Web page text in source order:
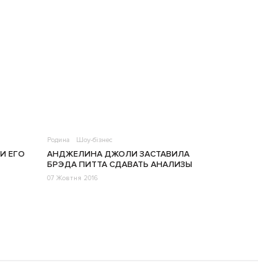
ЕГО
Родина Шоу-бізнес
АНДЖЕЛИНА ДЖОЛИ ЗАСТАВИЛА
БРЭДА ПИТТА СДАВАТЬ АНАЛИЗЫ
07 Жовтня 2016